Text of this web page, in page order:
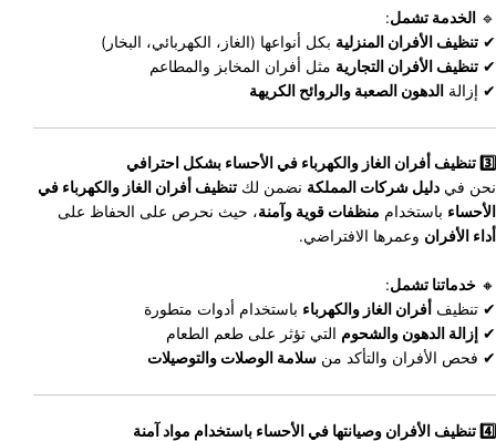
🔹 الخدمة تشمل:
✔ تنظيف الأفران المنزلية بكل أنواعها (الغاز، الكهربائي، البخار)
✔ تنظيف الأفران التجارية مثل أفران المخابز والمطاعم
✔ إزالة الدهون الصعبة والروائح الكريهة
3️⃣ تنظيف أفران الغاز والكهرباء في الأحساء بشكل احترافي
نحن في دليل شركات المملكة نضمن لك تنظيف أفران الغاز والكهرباء في
الأحساء باستخدام منظفات قوية وآمنة، حيث نحرص على الحفاظ على
أداء الأفران وعمرها الافتراضي.
🔸 خدماتنا تشمل:
✔ تنظيف أفران الغاز والكهرباء باستخدام أدوات متطورة
✔ إزالة الدهون والشحوم التي تؤثر على طعم الطعام
✔ فحص الأفران والتأكد من سلامة الوصلات والتوصيلات
4️⃣ تنظيف الأفران وصيانتها في الأحساء باستخدام مواد آمنة